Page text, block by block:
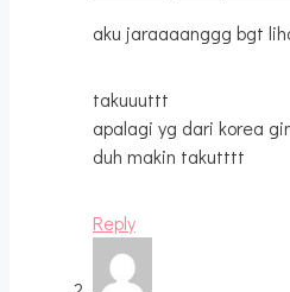
aku jaraaaanggg bgt
takuuuttt
apalagi yg dari korea
duh makin takutttt
Reply